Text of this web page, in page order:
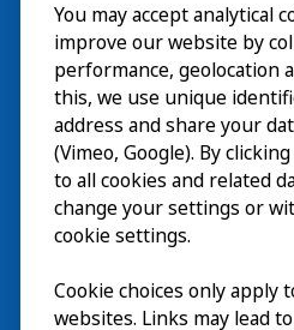
Visita
Esplora
Eventi in corso
Chi siamoEN
You may accept analytical
improve our website by
performance, geolocation
this, we use unique
address and share your
(Vimeo, Google). By
to all cookies and related
change your settings or
cookie settings.
Cookie choices only apply
websites. Links may lead